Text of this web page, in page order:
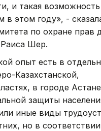
и такая возможность
в этом году», -
по охране прав
Шер.
опыт есть в
Казахстанской,
в городе
защиты
иные виды
но в